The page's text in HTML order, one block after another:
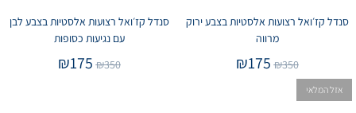
סנדל קז׳ואל רצועות אלסטיות בצבע ירוק
מרווה
₪350
₪175
סנדל קז׳ואל רצועות אלסטיות בצבע לבן
עם נגיעות כסופות
₪350
₪175
אזל המלאי